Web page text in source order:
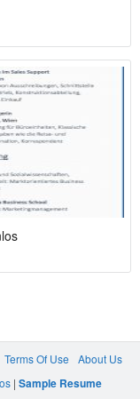
Terms Of Use
About Us
| Sample Resume